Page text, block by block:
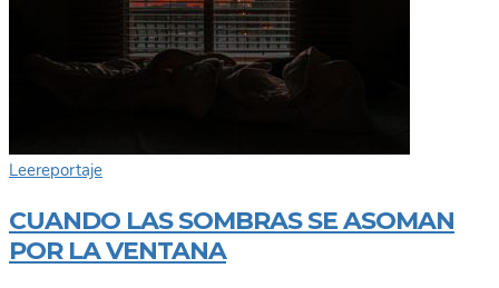
Leereportaje
CUANDO LAS SOMBRAS SE ASOMAN
POR LA VENTANA